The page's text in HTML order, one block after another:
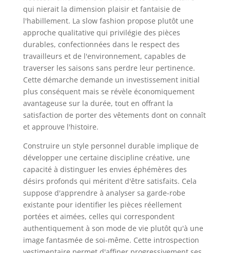
qui nierait la dimension plaisir et fantaisie de
l'habillement. La slow fashion propose plutôt une
approche qualitative qui privilégie des pièces
durables, confectionnées dans le respect des
travailleurs et de l'environnement, capables de
traverser les saisons sans perdre leur pertinence.
Cette démarche demande un investissement initial
plus conséquent mais se révèle économiquement
avantageuse sur la durée, tout en offrant la
satisfaction de porter des vêtements dont on connaît
et approuve l'histoire.
Construire un style personnel durable implique de
développer une certaine discipline créative, une
capacité à distinguer les envies éphémères des
désirs profonds qui méritent d'être satisfaits. Cela
suppose d'apprendre à analyser sa garde-robe
existante pour identifier les pièces réellement
portées et aimées, celles qui correspondent
authentiquement à son mode de vie plutôt qu'à une
image fantasmée de soi-même. Cette introspection